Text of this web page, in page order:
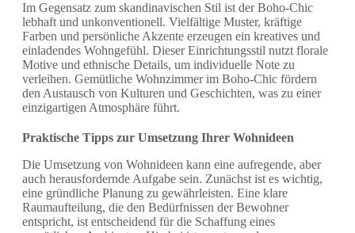
Im Gegensatz zum skandinavischen Stil ist der Boho-Chic
lebhaft und unkonventionell. Vielfältige Muster, kräftige
Farben und persönliche Akzente erzeugen ein kreatives und
einladendes Wohngefühl. Dieser Einrichtungsstil nutzt florale
Motive und ethnische Details, um individuelle Note zu
verleihen. Gemütliche Wohnzimmer im Boho-Chic fördern
den Austausch von Kulturen und Geschichten, was zu einer
einzigartigen Atmosphäre führt.
Praktische Tipps zur Umsetzung Ihrer Wohnideen
Die Umsetzung von Wohnideen kann eine aufregende, aber
auch herausfordernde Aufgabe sein. Zunächst ist es wichtig,
eine gründliche Planung zu gewährleisten. Eine klare
Raumaufteilung, die den Bedürfnissen der Bewohner
entspricht, ist entscheidend für die Schaffung eines